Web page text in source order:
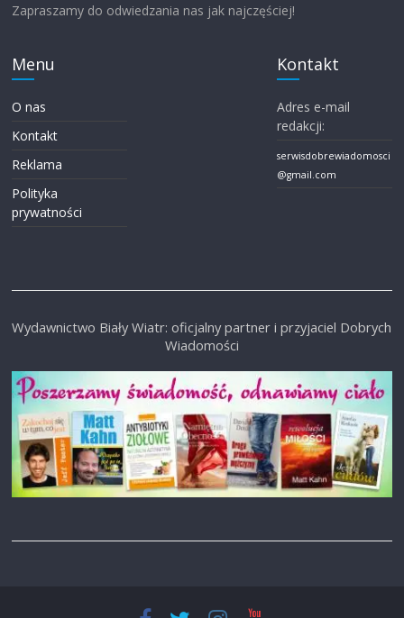
Zapraszamy do odwiedzania nas jak najczęściej!
Menu
O nas
Kontakt
Reklama
Polityka
prywatności
Kontakt
Adres e-mail
redakcji:
serwisdobrewiadomosci
@gmail.com
Wydawnictwo Biały Wiatr: oficjalny partner i przyjaciel Dobrych
Wiadomości